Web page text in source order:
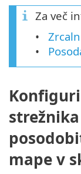
Za več
mape v